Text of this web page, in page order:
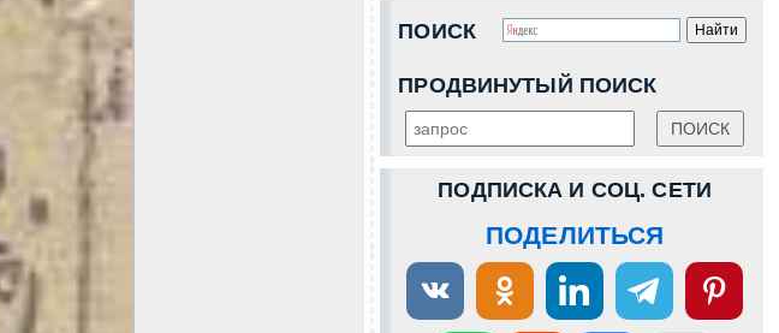
ПОИСК
ПРОДВИНУТЫЙ ПОИСК
ПОДПИСКА И СОЦ. СЕТИ
ПОДЕЛИТЬСЯ